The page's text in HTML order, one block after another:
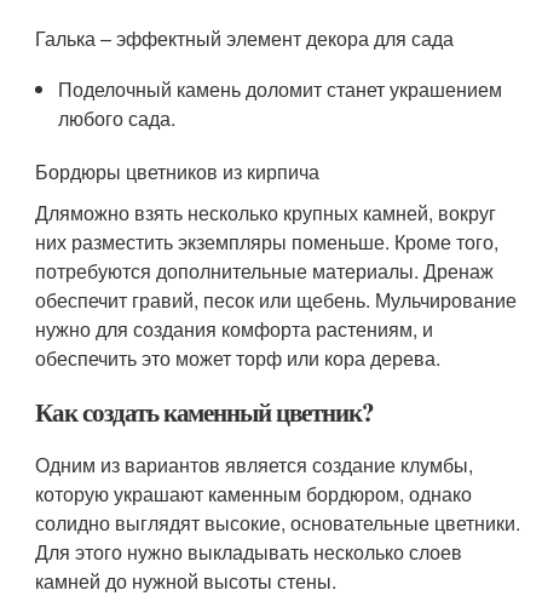
Галька – эффектный элемент декора для сада
Поделочный камень доломит станет украшением
любого сада.
Бордюры цветников из кирпича
Дляможно взять несколько крупных камней, вокруг
них разместить экземпляры поменьше. Кроме того,
потребуются дополнительные материалы. Дренаж
обеспечит гравий, песок или щебень. Мульчирование
нужно для создания комфорта растениям, и
обеспечить это может торф или кора дерева.
Как создать каменный цветник?
Одним из вариантов является создание клумбы,
которую украшают каменным бордюром, однако
солидно выглядят высокие, основательные цветники.
Для этого нужно выкладывать несколько слоев
камней до нужной высоты стены.